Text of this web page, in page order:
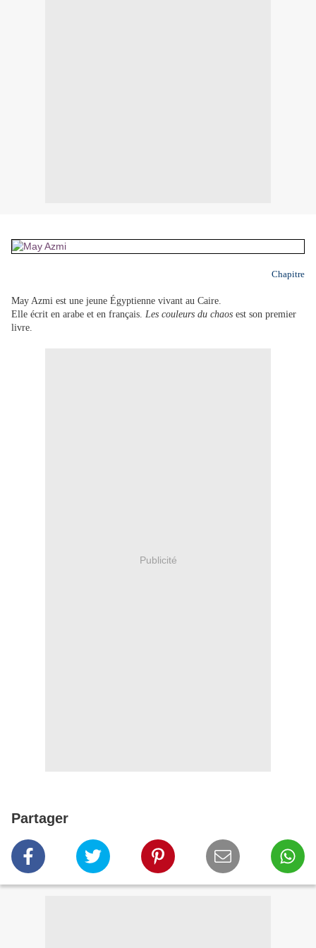
Chapitre
May Azmi est une jeune Égyptienne vivant au Caire.
Elle écrit en arabe et en français. Les couleurs du chaos est son premier
livre.
Publicité
Partager